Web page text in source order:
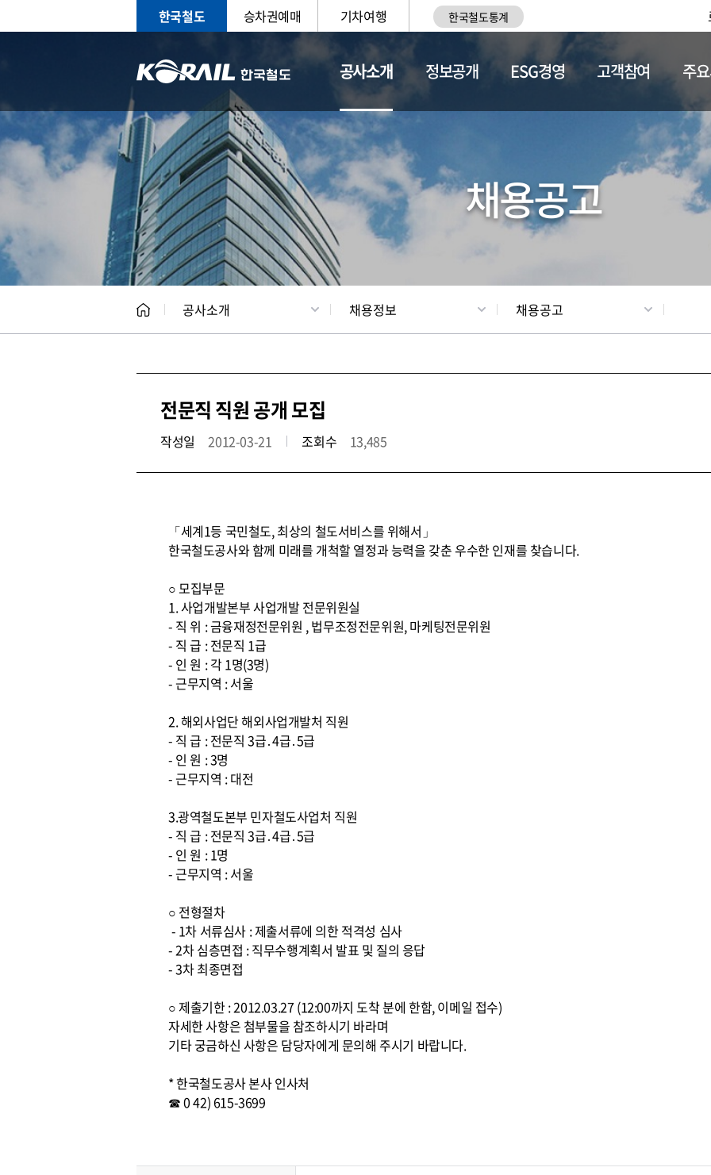
한국철도 승차권예매 기차여행 한국철도통계
공사소개
CEO 일반현황 채용정보
정보공개 ESG경영 고객참여 주
채용공고
공사소개 채용정보 채용공고
전문직 직원 공개 모집
작성일 2012-03-21 조회수 13,485
「세계1등 국민철도, 최상의 철도서비스를 위해서」
한국철도공사와 함께 미래를 개척할 열정과 능력을 갖춘 우수한 인재를 찾습니다.
○ 모집부문
1. 사업개발본부 사업개발 전문위원실
- 직 위 : 금융재정전문위원 , 법무조정전문위원, 마케팅전문위원
- 직 급 : 전문직 1급
- 인 원 : 각 1명(3명)
- 근무지역 : 서울
2. 해외사업단 해외사업개발처 직원
- 직 급 : 전문직 3급․4급․5급
- 인 원 : 3명
- 근무지역 : 대전
3.광역철도본부 민자철도사업처 직원
- 직 급 : 전문직 3급․4급․5급
- 인 원 : 1명
- 근무지역 : 서울
○ 전형절차
- 1차 서류심사 : 제출서류에 의한 적격성 심사
- 2차 심층면접 : 직무수행계획서 발표 및 질의 응답
- 3차 최종면접
○ 제출기한 : 2012.03.27 (12:00까지 도착 분에 한함, 이메일 접수)
자세한 사항은 첨부물을 참조하시기 바라며
기타 궁금하신 사항은 담당자에게 문의해 주시기 바랍니다.
* 한국철도공사 본사 인사처
☎ 0 42) 615-3699